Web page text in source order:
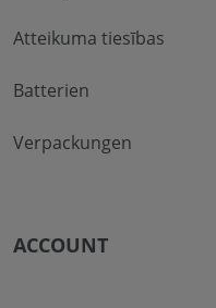
Atteikuma tiesības
Batterien
Verpackungen
ACCOUNT